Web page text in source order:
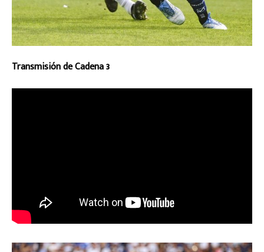
Transmisión de Cadena 3